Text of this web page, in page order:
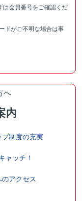
は会員番号をご確認くだ
ドがご不明な場合は事
へ
内
制度の充実
ャッチ！
アクセス